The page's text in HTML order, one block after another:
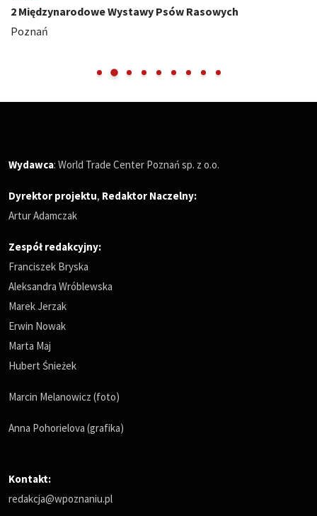
2 Międzynarodowe Wystawy Psów Rasowych
Poznań
Wydawca: World Trade Center Poznań sp. z o.o.
Dyrektor projektu, Redaktor Naczelny:
Artur Adamczak
Zespół redakcyjny:
Franciszek Bryska
Aleksandra Wróblewska
Marek Jerzak
Erwin Nowak
Marta Maj
Hubert Śnieżek
Marcin Melanowicz (foto)
Anna Pohorielova (grafika)
Kontakt:
redakcja@wpoznaniu.pl